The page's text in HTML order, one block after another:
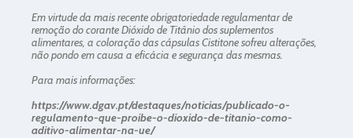
Em virtude da mais recente obrigatoriedade regulamentar de
remoção do corante Dióxido de Titânio dos suplementos
alimentares, a coloração das cápsulas Cistitone sofreu alterações,
não pondo em causa a eficácia e segurança das mesmas.
Para mais informações:
https://www.dgav.pt/destaques/noticias/publicado-o-
regulamento-que-proibe-o-dioxido-de-titanio-como-
aditivo-alimentar-na-ue/